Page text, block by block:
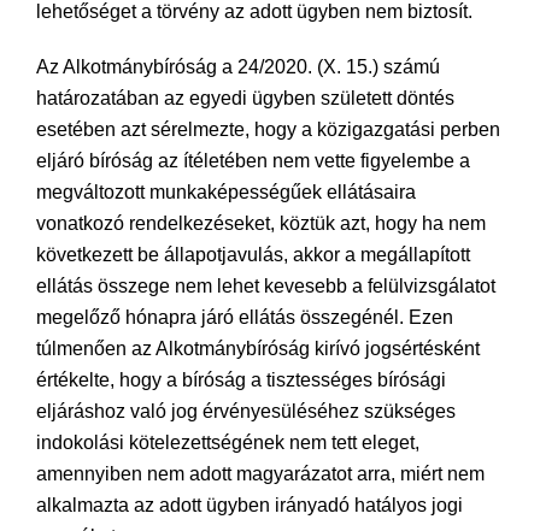
lehetőséget a törvény az adott ügyben nem biztosít.
Az Alkotmánybíróság a 24/2020. (X. 15.) számú
határozatában az egyedi ügyben született döntés
esetében azt sérelmezte, hogy a közigazgatási perben
eljáró bíróság az ítéletében nem vette figyelembe a
megváltozott munkaképességűek ellátásaira
vonatkozó rendelkezéseket, köztük azt, hogy ha nem
következett be állapotjavulás, akkor a megállapított
ellátás összege nem lehet kevesebb a felülvizsgálatot
megelőző hónapra járó ellátás összegénél. Ezen
túlmenően az Alkotmánybíróság kirívó jogsértésként
értékelte, hogy a bíróság a tisztességes bírósági
eljáráshoz való jog érvényesüléséhez szükséges
indokolási kötelezettségének nem tett eleget,
amennyiben nem adott magyarázatot arra, miért nem
alkalmazta az adott ügyben irányadó hatályos jogi